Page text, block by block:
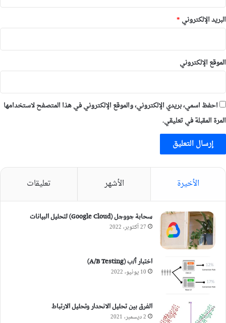
البريد الإلكتروني *
الموقع الإلكتروني
احفظ اسمي، بريدي الإلكتروني، والموقع الإلكتروني في هذا المتصفح لاستخدامها
المرة المقبلة في تعليقي.
الأخيرة الأشهر تعليقات
سحابة جووجل (Google Cloud) لتحليل البيانات
27 أكتوبر، 2022
اختبار أ/ب (A/B Testing)
10 يونيو، 2022
الفرق بين تحليل الانحدار وتحليل الارتباط
2 ديسمبر، 2021